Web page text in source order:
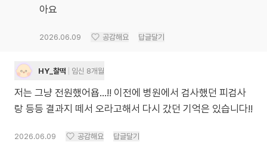
아요
2026.06.09 공감해요 답글달기
HY_찰떡 임신 8개월
저는 그냥 전원했어욥…!! 이전에 병원에서 검사했던 피검사
랑 등등 결과지 떼서 오라고해서 다시 갔던 기억은 있습니다!!
2026.06.09 공감해요 답글달기